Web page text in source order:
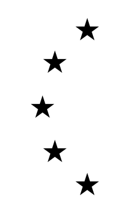
★
★
★
★
★